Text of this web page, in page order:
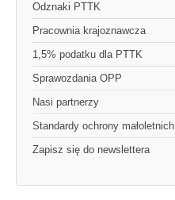
Odznaki PTTK
Pracownia krajoznawcza
1,5% podatku dla PTTK
Sprawozdania OPP
Nasi partnerzy
Standardy ochrony małoletnich
Zapisz się do newslettera